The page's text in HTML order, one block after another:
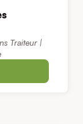
Traiteur |